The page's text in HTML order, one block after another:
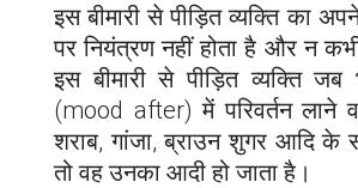
इस बीमारी से पीड़ित व्यक्ति का
पर नियंत्रण नहीं होता है और न
इस बीमारी से पीड़ित व्यक्ति जब
(mood after) में परिवर्तन लाने
शराब, गांजा, ब्राउन शुगर आदि के
तो वह उनका आदी हो जाता है।